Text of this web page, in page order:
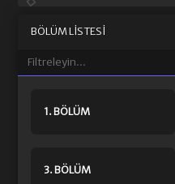
BÖLÜM LISTESI
1. BÖLÜM
3. BÖLÜM